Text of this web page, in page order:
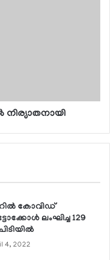
നിര്യാതനായി
കോവിഡ്
ലംഘിച്ച 129
4, 2022